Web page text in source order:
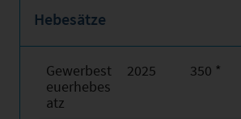
Hebesätze
Gewerbest
euerhebes
atz
2025 350 *